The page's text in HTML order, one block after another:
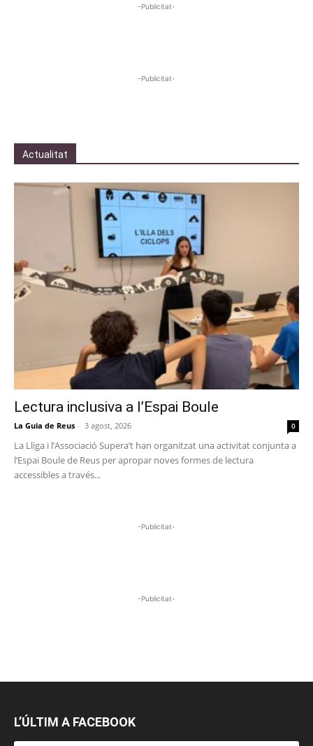
-Publicitat-
-Publicitat-
Actualitat
Lectura inclusiva a l’Espai Boule
La Guia de Reus - 3 agost, 2026 0
La Lliga i l’Associació Supera’t han organitzat una activitat conjunta a
l’Espai Boule de Reus per apropar noves formes de lectura
accessibles a través...
-Publicitat-
-Publicitat-
L’ÚLTIM A FACEBOOK